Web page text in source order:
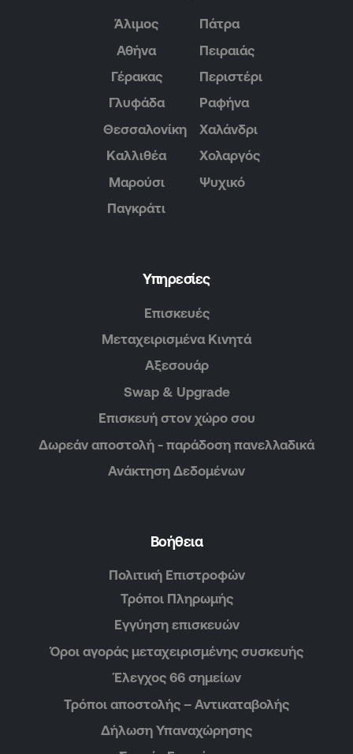
Άλιμος
Αθήνα
Γέρακας
Γλυφάδα
Θεσσαλονίκη
Καλλιθέα
Μαρούσι
Παγκράτι
Πάτρα
Πειραιάς
Περιστέρι
Ραφήνα
Χαλάνδρι
Χολαργός
Ψυχικό
Υπηρεσίες
Επισκευές
Μεταχειρισμένα Κινητά
Αξεσουάρ
Swap & Upgrade
Επισκευή στον χώρο σου
Δωρεάν αποστολή - παράδοση πανελλαδικά
Ανάκτηση Δεδομένων
Βοήθεια
Πολιτική Επιστροφών
Τρόποι Πληρωμής
Εγγύηση επισκευών
Όροι αγοράς μεταχειρισμένης συσκευής
Έλεγχος 66 σημείων
Τρόποι αποστολής – Αντικαταβολής
Δήλωση Υπαναχώρησης